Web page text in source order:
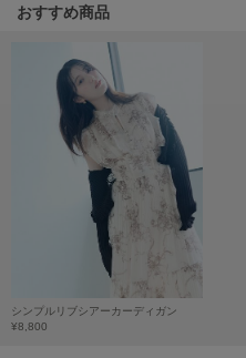
ハンター
HOKA ONEONE
ホカ オネオネ
le
おすすめ商品
シンプルリブシアーカーディガン
¥8,800